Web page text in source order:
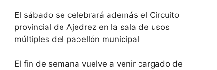
El sábado se celebrará además el Circuito
provincial de Ajedrez en la sala de usos
múltiples del pabellón municipal
El fin de semana vuelve a venir cargado de